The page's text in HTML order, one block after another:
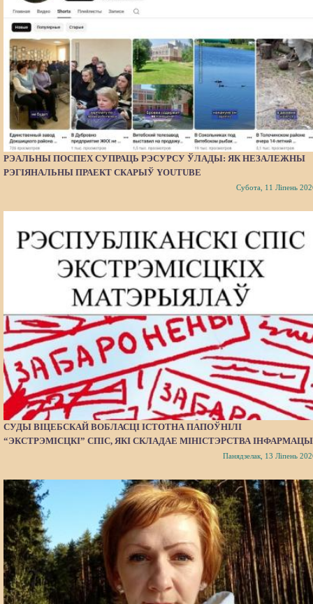
РЭАЛЬНЫ ПОСПЕХ СУПРАЦЬ РЭСУРСУ ЎЛАДЫ: ЯК НЕЗАЛЕЖНЫ
РЭГІЯНАЛЬНЫ ПРАЕКТ СКАРЫЎ YOUTUBE
Субота, 11 Ліпень
СУДЫ ВІЦЕБСКАЙ ВОБЛАСЦІ ІСТОТНА ПАПОЎНІЛІ
“ЭКСТРЭМІСЦКІ” СПІС, ЯКІ СКЛАДАЕ МІНІСТЭРСТВА
Панядзелак, 13 Ліпень